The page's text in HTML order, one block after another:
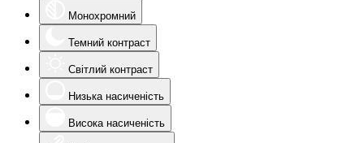
Монохромний
Темний контраст
Світлий контраст
Низька насиченість
Висока насиченість